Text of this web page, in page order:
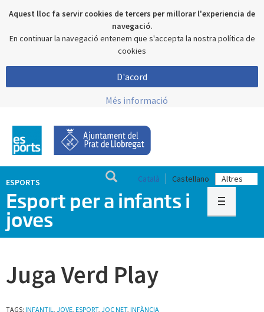
Aquest lloc fa servir cookies de tercers per millorar l'experiencia de
navegació.
En continuar la navegació entenem que s'accepta la nostra política de
cookies
D'acord
Més informació
Català Castellano
ESPORTS
Esport per a infants i
joves
Juga Verd Play
TAGS: INFANTIL, JOVE, ESPORT, JOC NET, INFÀNCIA